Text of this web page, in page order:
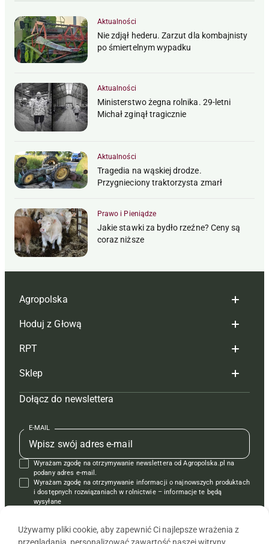
Aktualności
Nie zdjął hederu. Zarzut dla kombajnisty
po śmiertelnym wypadku
Aktualności
Ministerstwo żegna rolnika. 29-letni
Michał zginął tragicznie
Aktualności
Tragedia na wąskiej drodze.
Przygnieciony traktorzysta zmarł
Prawo i Pieniądze
Jakie stawki za bydło rzeźne? Ceny są
coraz niższe
Agropolska
Redakcja
Reklama
Tagi
Mapa serwisu
Kontakt
Regulamin
Polityka prywatności
Hoduj z Głową
Hoduj z głową bydło
Hoduj z głową świnie
Prenumerata
Redakcja
Kontakt
Reklama
RPT
Redakcja
Prenumerata
Reklama
Kontakt
Krzyżówki
Sklep
Czasopisma i prenumerata
Książki
Regulamin
Dołącz do newslettera
E-MAIL
Wyrażam zgodę na otrzymywanie newslettera od Agropolska.pl na
podany adres e-mail.
Wyrażam zgodę na otrzymywanie informacji o najnowszych produktach
i dostępnych rozwiązaniach w rolnictwie – informacje te będą
wysyłane
Używamy pliki cookie, aby zapewnić Ci najlepsze wrażenia z